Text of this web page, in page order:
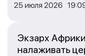
25 июля 2026
Экзарх
налаживать